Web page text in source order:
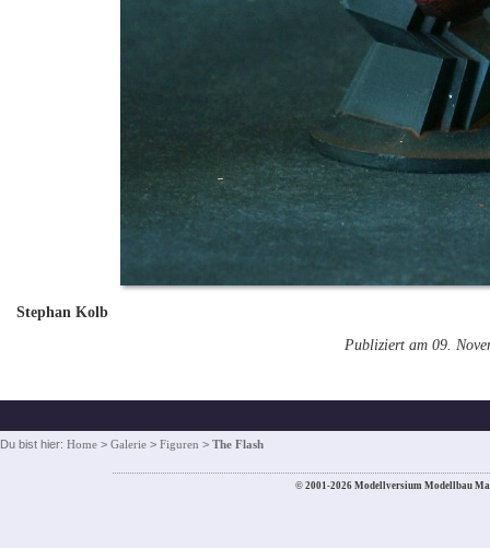
Stephan Kolb
Publiziert am 09.
Du bist hier: Home > Galerie > Figuren > The Flash
© 2001-2026 Modellversium Modellbau